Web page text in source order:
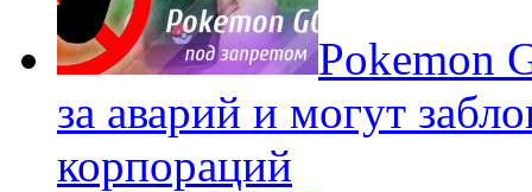
Pokеmon
за аварий и могут
корпораций